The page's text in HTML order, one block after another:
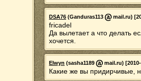
DSA76 (Ganduras113 mail.ru)
fricadel
Да вылетает а что делать
хочется.
Elwyn (sasha1189 mail.ru)
Какие же вы придирчивые,